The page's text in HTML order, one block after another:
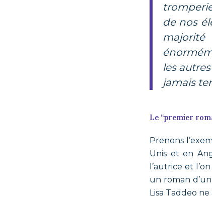
de nos
les
jamais
Le “premier
Prenons
Unis et en
l’autrice et
un roman
Lisa Taddeo